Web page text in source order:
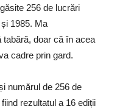
256 de lucrări
1985. Ma
doar că în acea
cadre prin gard.
numărul de 256 de
rezultatul a 16 ediții